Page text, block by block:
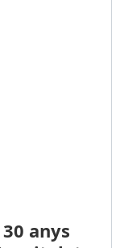
anys